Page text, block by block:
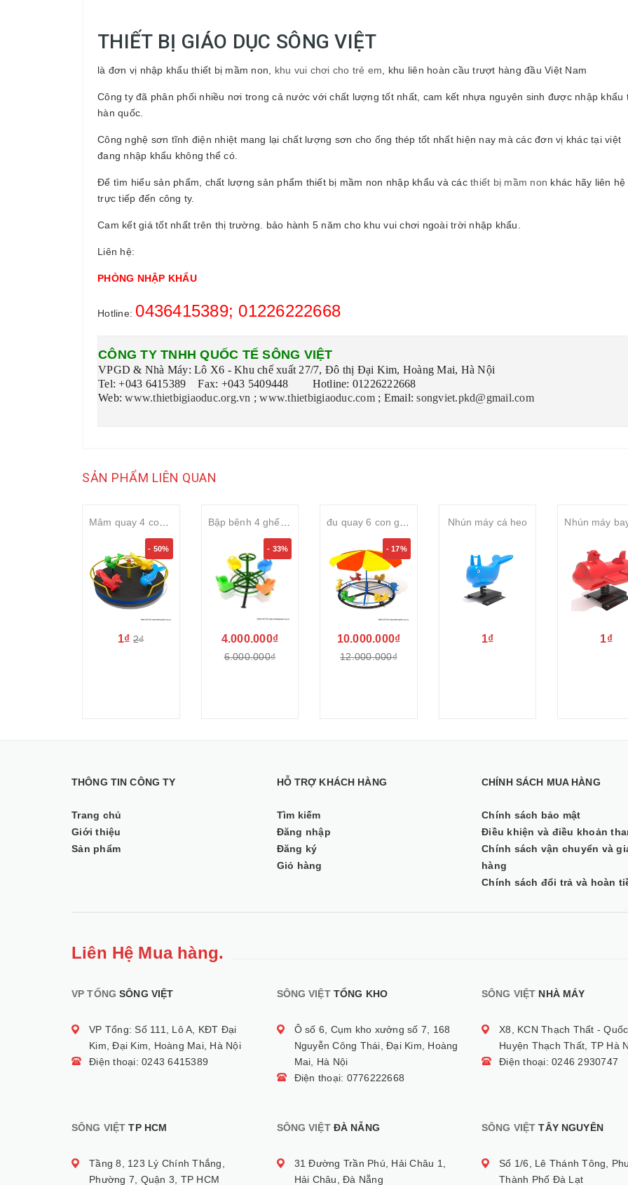
THIẾT BỊ GIÁO DỤC SÔNG VIỆT
là đơn vị nhập khẩu thiết bị mầm non, khu vui chơi cho trẻ em , khu liên hoàn cầu trượt hàng đầu Việt Nam
Công ty đã phân phối nhiều nơi trong cả nước với chất lượng tốt nhất, cam kết nhựa nguyên sinh được nhập khẩu
hàn quốc.
Công nghệ sơn tĩnh điện nhiệt mang lại chất lượng sơn cho ống thép tốt nhất hiện nay mà các đơn vị khác tại việt
đang nhập khẩu không thể có.
Để tìm hiểu sản phẩm, chất lượng sản phẩm thiết bị mầm non nhập khẩu và các thiết bị mầm non khác hãy liên hệ
trực tiếp đến công ty.
Cam kết giá tốt nhất trên thị trường. bảo hành 5 năm cho khu vui chơi ngoài trời nhập khẩu.
Liên hệ:
PHÒNG NHẬP KHẨU
Hotline: 0436415389; 01226222668
CÔNG TY TNHH QUỐC TẾ SÔNG VIỆT
VPGD & Nhà Máy: Lô X6 - Khu chế xuất 27/7, Đô thị Đại Kim, Hoàng Mai, Hà Nội
Tel: +043 6415389 Fax: +043 5409448 Hotline: 01226222668
Web:www.thietbigiaoduc.org.vn ;www.thietbigiaoduc.com; Email:songviet.pkd@gmail.com
SẢN PHẨM LIÊN QUAN
- 50%
1₫ 2₫
- 33%
4.000.000₫
6.000.000₫
- 17%
10.000.000₫
12.000.000₫
Nhún máy cá heo
1₫ 1₫
THÔNG TIN CÔNG TY
Trang chủ
Giới thiệu
Sản phẩm
HỖ TRỢ KHÁCH HÀNG
Tìm kiếm
Đăng nhập
Đăng ký
Giỏ hàng
CHÍNH SÁCH MUA HÀNG
Chính sách bảo mật
Điều khiện và điều khoản
Chính sách vận chuyển và
hàng
Chính sách đổi trả và hoàn
Liên Hệ Mua hàng.
VP TỔNGSÔNG VIỆT
VP Tổng: Số 111, Lô A, KĐT Đại
Kim, Đại Kim, Hoàng Mai, Hà Nội
Điện thoại: 0243 6415389
SÔNG VIỆTTỔNG KHO
Ô số 6, Cụm kho xưởng số 7, 168
Nguyễn Công Thái, Đại Kim, Hoàng
Mai, Hà Nội
Điện thoại: 0776222668
SÔNG VIỆT NHÀ MÁY
X8, KCN Thạch Thất -
Huyện Thạch Thất, TP Hà
Điện thoại: 0246 2930747
SÔNG VIỆT TP HCM
Tầng 8, 123 Lý Chính Thắng,
Phường 7, Quận 3, TP HCM
SÔNG VIỆTĐÀ NẴNG
31 Đường Trần Phú, Hải Châu 1,
Hải Châu, Đà Nẵng
SÔNG VIỆT TÂY NGUYÊN
Số 1/6, Lê Thánh Tông,
Thành Phố Đà Lạt